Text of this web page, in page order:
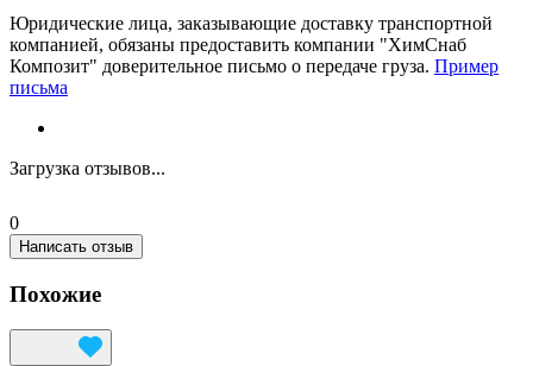
Юридические лица, заказывающие доставку транспортной
компанией, обязаны предоставить компании "ХимСнаб
Композит" доверительное письмо о передаче груза. Пример
письма
Загрузка отзывов...
0
Написать отзыв
Похожие